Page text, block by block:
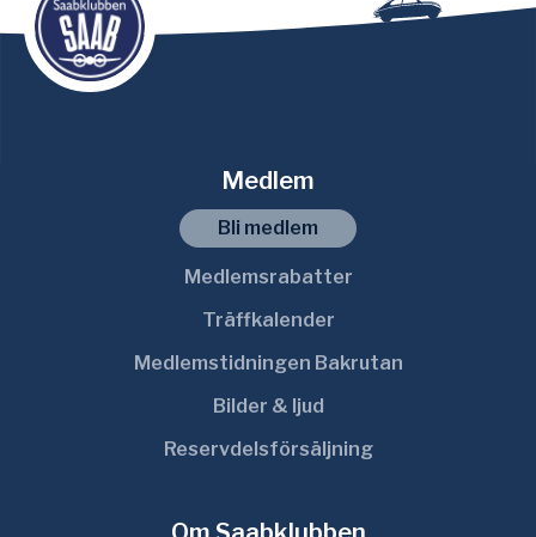
Medlem
Bli medlem
Medlemsrabatter
Träffkalender
Medlemstidningen Bakrutan
Bilder & ljud
Reservdelsförsäljning